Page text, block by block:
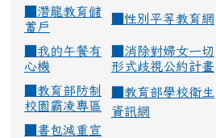
潛龍教育儲
蓄戶
性別平等教育網
我的午餐有
心機
消除對婦女一切
形式歧視公約計畫
教育部防制
校園霸凌專區
教育部學校衛生
資訊網
書包減重宣